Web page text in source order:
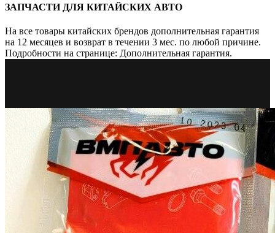
ЗАПЧАСТИ ДЛЯ КИТАЙСКИХ АВТО
На все товары китайских брендов дополнительная гарантия
на 12 месяцев и возврат в течении 3 мес. по любой причине.
Подробности на странице: Дополнительная гарантия.